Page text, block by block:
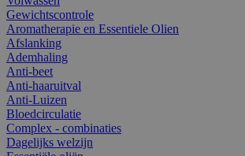
Gewichtscontrole
Aromatherapie en Essentiele Olien
Afslanking
Ademhaling
Anti-beet
Anti-haaruitval
Anti-Luizen
Bloedcirculatie
Complex - combinaties
Dagelijks welzijn